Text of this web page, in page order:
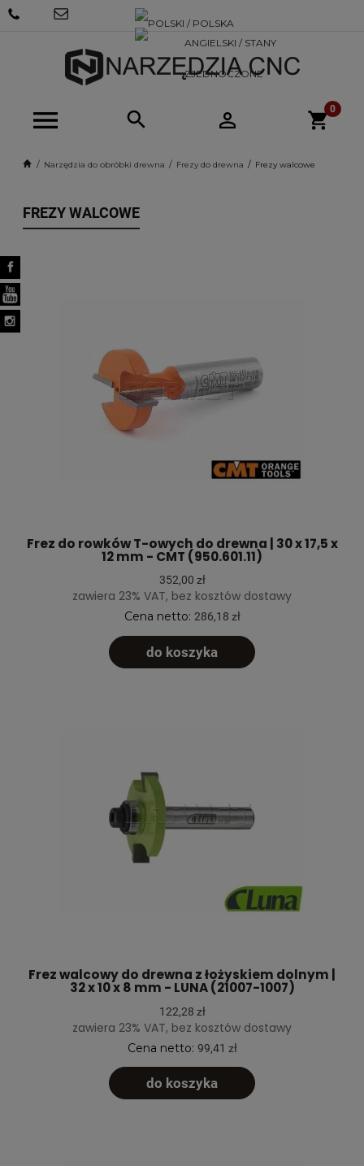
SKLEP@NARZEDZIACNC.PL
Narzędzia do obróbki drewna Frezy do drewna Frezy walcowe
FREZY WALCOWE
Frez do rowków T-owych do drewna | 30 x 17,5 x
12 mm - CMT (950.601.11)
352,00 zł
zawiera 23% VAT, bez kosztów dostawy
Cena netto: 286,18 zł
do koszyka
Frez walcowy do drewna z łożyskiem dolnym |
32 x 10 x 8 mm - LUNA (21007-1007)
122,28 zł
zawiera 23% VAT, bez kosztów dostawy
Cena netto: 99,41 zł
do koszyka